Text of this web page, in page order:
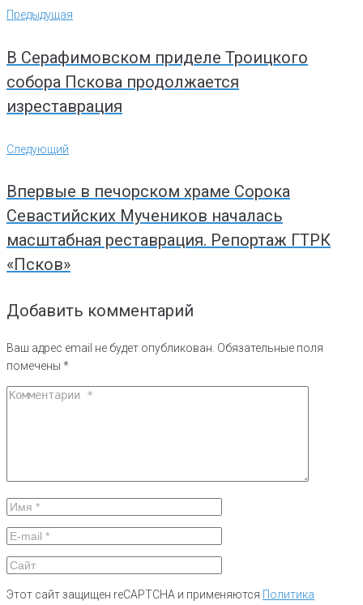
Навигация
по
Предыдущая
Предыдущая
В Серафимовском приделе Троицкого
собора Пскова продолжается
изреставрация
Следующий
Следующий
Впервые в печорском храме Сорока
Севастийских Мучеников началась
масштабная реставрация. Репортаж ГТРК
«Псков»
Добавить комментарий
Ваш адрес email не будет опубликован. Обязательные поля
помечены *
Этот сайт защищен reCAPTCHA и применяются Политика